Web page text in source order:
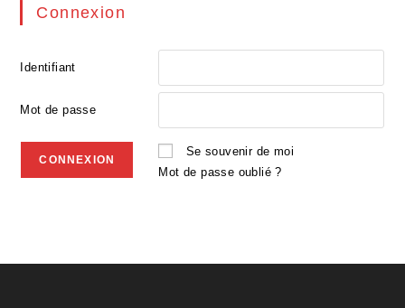
Connexion
Identifiant
Mot de passe
Se souvenir de moi
Mot de passe oublié ?